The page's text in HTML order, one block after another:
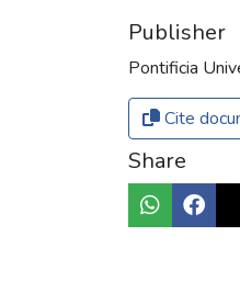
Publisher
Pontificia
Cite
Share